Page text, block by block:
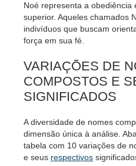
Noé representa a
superior. Aqueles chamados
indivíduos que buscam
força em sua fé.
VARIAÇÕES DE
COMPOSTOS E
SIGNIFICADOS
A diversidade de nomes
dimensão única à análise.
tabela com 10 variações de
e seus respectivos